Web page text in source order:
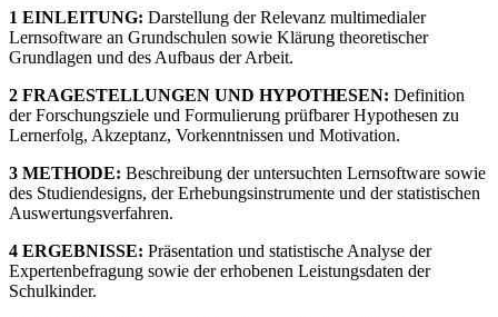
1 EINLEITUNG: Darstellung der Relevanz multimedialer
Lernsoftware an Grundschulen sowie Klärung theoretischer
Grundlagen und des Aufbaus der Arbeit.
2 FRAGESTELLUNGEN UND HYPOTHESEN: Definition
der Forschungsziele und Formulierung prüfbarer Hypothesen zu
Lernerfolg, Akzeptanz, Vorkenntnissen und Motivation.
3 METHODE: Beschreibung der untersuchten Lernsoftware sowie
des Studiendesigns, der Erhebungsinstrumente und der statistischen
Auswertungsverfahren.
4 ERGEBNISSE: Präsentation und statistische Analyse der
Expertenbefragung sowie der erhobenen Leistungsdaten der
Schulkinder.